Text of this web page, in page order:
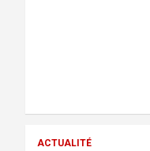
ACTUALITÉ